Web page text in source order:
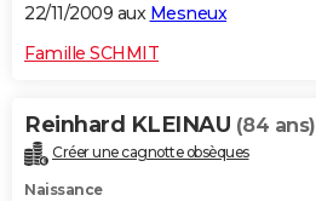
22/11/2009 aux Mesneux
Famille SCHMIT
Reinhard KLEINAU (84 ans)
Créer une cagnotte obsèques
Naissance